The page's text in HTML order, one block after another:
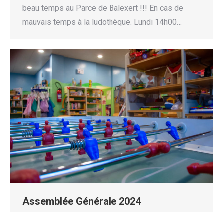
beau temps au Parce de Balexert !!! En cas de
mauvais temps à la ludothèque. Lundi 14h00…
Assemblée Générale 2024